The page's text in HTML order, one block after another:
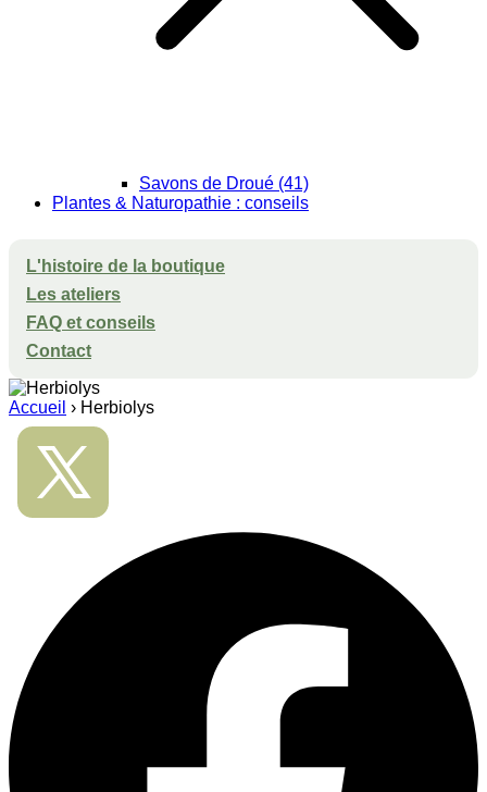
Savons de Droué (41)
Plantes & Naturopathie : conseils
L'histoire de la boutique
Les ateliers
FAQ et conseils
Contact
Accueil › Herbiolys